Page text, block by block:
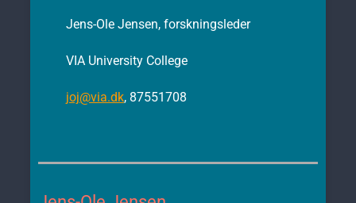
Jens-Ole Jensen, forskningsleder
VIA University College
joj@via.dk, 87551708